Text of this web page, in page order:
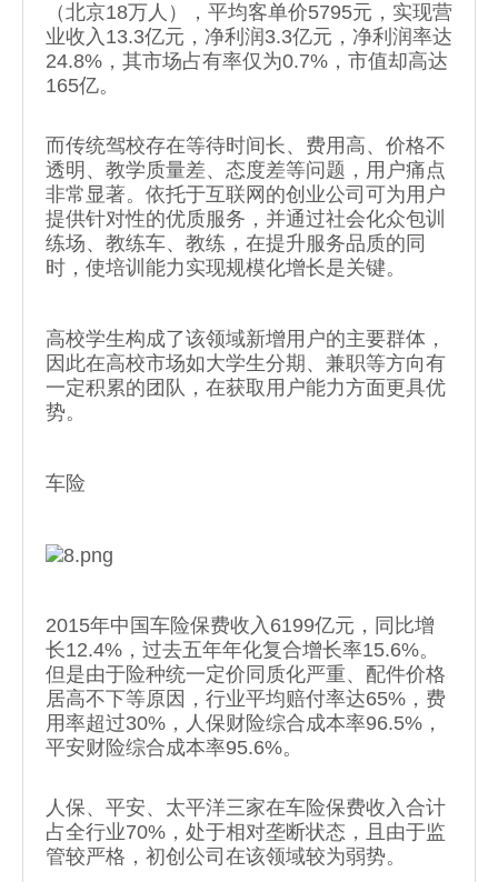
（北京18万人）
，平均客单价5795元，实现营
业收入13.3亿元，净利润3.3亿元，净利润率达
24.8%，其市场占有率仅为0.7%，市值却高达
165亿。
而传统驾校存在等待时间长、费用高、价格不
透明、教学质量差、态度差等问题，用户痛点
非常显著。依托于互联网的创业公司可为用户
提供针对性的优质服务，并通过社会化众包训
练场、教练车、教练，在提升服务品质的同
时，使培训能力实现规模化增长是关键。
高校学生构成了该领域新增用户的主要群体，
因此在高校市场如大学生分期、兼职等方向有
一定积累的团队，在获取用户能力方面更具优
势。
车险
2015年中国车险保费收入6199亿元，同比增
长12.4%，过去五年年化复合增长率15.6%。
但是由于险种统一定价同质化严重、配件价格
居高不下等原因，行业平均赔付率达65%，费
用率超过30%，人保财险综合成本率96.5%，
平安财险综合成本率95.6%。
人保、平安、太平洋三家在车险保费收入合计
占全行业70%，处于相对垄断状态，且由于监
管较严格，初创公司在该领域较为弱势。